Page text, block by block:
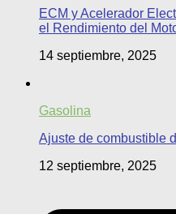
ECM y Acelerador
el Rendimiento del
14 septiembre, 2025
Gasolina
Ajuste de combustible
12 septiembre, 2025